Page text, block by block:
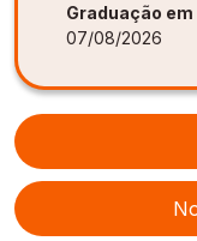
Graduação
07/08/2026